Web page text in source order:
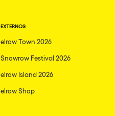
EXTERNOS
elrow Town 2026
Snowrow Festival 2026
elrow Island 2026
elrow Shop